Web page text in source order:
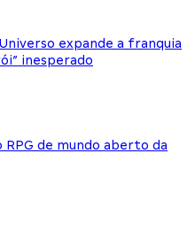
expande a franquia
inesperado
RPG de mundo aberto da